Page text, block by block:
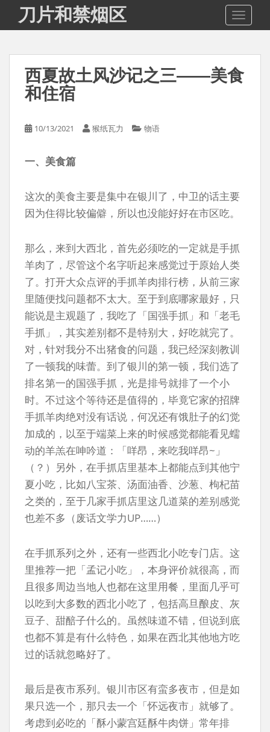
i
刀片和禁烟区
西夏故土风沙记之三——美食
和住宿
10/13/2021 猴纸瓦力 物语
一、美食篇
这次的美食主要是集中在银川了，中卫的话主要
因为住得比较偏僻，所以也没能好好在市区吃。
那么，来到大西北，首先必须吃的一定就是手抓
羊肉了，尽管这个名字听起来感觉过于原始人类
了。打开大众点评的手抓羊肉排行榜，从前三家
里随便找问题都不太大。至于到底哪家最好，只
能说是主观题了，我吃了「国强手抓」和「老毛
手抓」，其实差别都不是特别大，好吃就完了。
对，针对我分不出猪食的问题，我已经深刻教训
了一顿我的味蕾。到了银川的第一顿，我们选了
排名第一的国强手抓，光是排号就排了一个小
时。不过这个等待还是值得的，毕竟它家的招牌
手抓羊肉绝对没有话说，何况还有饿肚子的幻觉
加成的，以至于端菜上来的时候感觉都能看见蠕
动的羊羔在呻吟道：「咩昂，来吃我咩昂~」
（？）另外，在手抓店里基本上都能点到其他宁
夏小吃，比如八宝茶、汤面油香、沙葱、枸杞苗
之类的，至于几家手抓店里这几道菜的差别感觉
也差不多（废话文学力UP……）
在手抓系列之外，还有一些西北小吃专门店。这
里推荐一把「孟记小吃」，本身评价就很高，而
且很多周边当地人也都在这里用餐，里面几乎可
以吃到大多数的西北小吃了，包括高旦酿皮、灰
豆子、甜醅子什么的。虽然味道不错，但说到底
也都不算是有什么特色，如果在西北其他地方吃
过的话就忽略好了。
最后是夜市系列。银川市区有蛮多夜市，但是如
果只选一个，那只去一个「怀远夜市」就够了。
考虑到必吃的「酥小蒙宫廷酥牛肉饼」常年排